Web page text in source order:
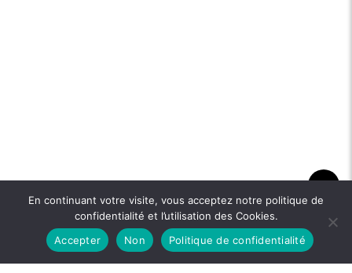
En continuant votre visite, vous acceptez notre politique de
confidentialité et l’utilisation des Cookies.
Accepter
Non Politique de confidentialité